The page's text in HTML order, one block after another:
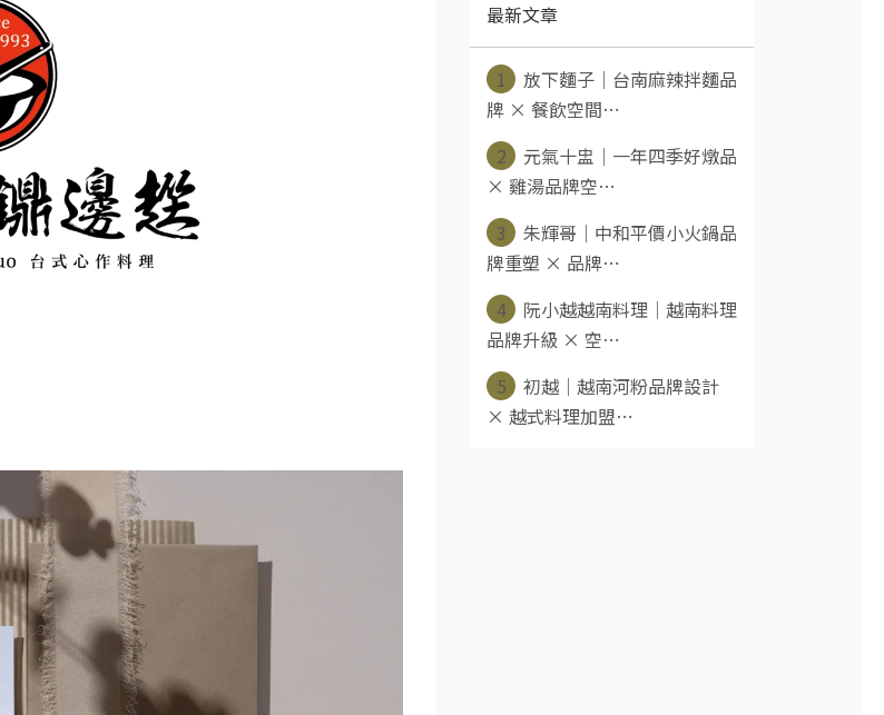
最新文章
1
放下麵子｜台南麻辣拌麵品
牌 × 餐飲空間⋯
2
元氣十盅｜一年四季好燉品
× 雞湯品牌空⋯
3
朱輝哥｜中和平價小火鍋品
牌重塑 × 品牌⋯
4
阮小越越南料理｜越南料理
品牌升級 × 空⋯
5
初越｜越南河粉品牌設計
× 越式料理加盟⋯